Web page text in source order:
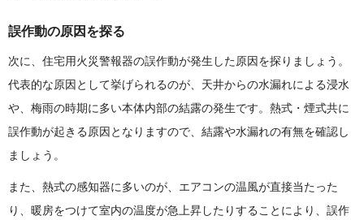
誤作動の原因を探る
次に、住宅用火災警報器の誤作動が発生した原因を探りましょう。
代表的な原因として挙げられるのが、天井からの水漏れによる浸水
や、梅雨の時期に多い本体内部の結露の発生です。熱式・煙式共に
誤作動が起きる原因となりますので、結露や水漏れの有無を確認し
ましょう。
また、熱式の感知器に多いのが、エアコンの温風が直接当たった
り、暖房をつけて室内の温度が急上昇したりすることにより、誤作